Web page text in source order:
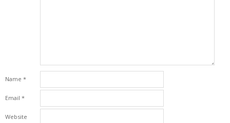
Name *
Email *
Website